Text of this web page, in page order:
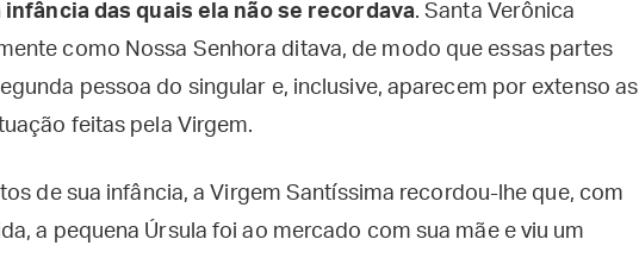
das quais ela não se recordava. Santa Verônica
como Nossa Senhora ditava, de modo que essas partes
pessoa do singular e, inclusive, aparecem por extenso as
feitas pela Virgem.
de sua infância, a Virgem Santíssima recordou-lhe que, com
a pequena Úrsula foi ao mercado com sua mãe e viu um